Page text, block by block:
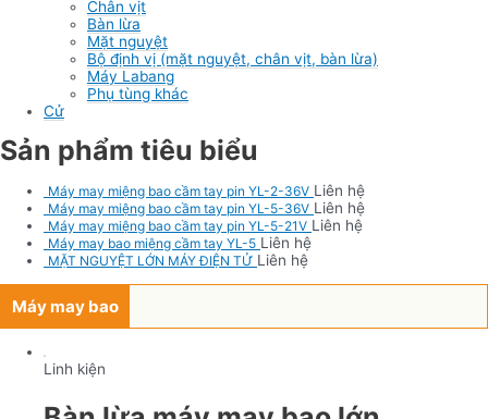
Chân vịt
Bàn lừa
Mặt nguyệt
Bộ định vị (mặt nguyệt, chân vịt, bàn lừa)
Máy Labang
Phụ tùng khác
Cử
Sản phẩm tiêu biểu
Máy may miệng bao cầm tay pin YL-2-36V Liên hệ
Máy may miệng bao cầm tay pin YL-5-36V Liên hệ
Máy may miệng bao cầm tay pin YL-5-21V Liên hệ
Máy may bao miệng cầm tay YL-5 Liên hệ
MẶT NGUYỆT LỚN MÁY ĐIỆN TỬ Liên hệ
Máy may bao
Linh kiện